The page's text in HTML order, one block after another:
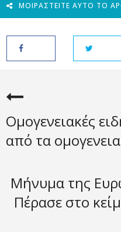
ΜΟΙΡΑΣΤΕΊΤΕ ΑΥΤΌ ΤΟ
Ομογενειακές
από τα
Μήνυμα της
Πέρασε στο